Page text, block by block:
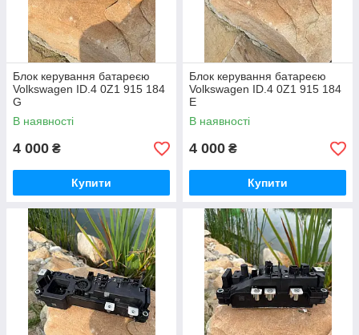
Блок керування батареєю
Volkswagen ID.4 0Z1 915 184
G
В наявності
4 000 ₴
Купити
Блок керування батареєю
Volkswagen ID.4 0Z1 915 184
E
В наявності
4 000 ₴
Купити